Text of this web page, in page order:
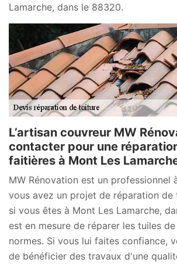
Lamarche, dans le 88320.
L’artisan couvreur MW
contacter pour une
faitières à Mont Les
MW Rénovation est un professionnel
vous avez un projet de réparation de
si vous êtes à Mont Les Lamarche,
est en mesure de réparer les tuiles
normes. Si vous lui faites confiance,
de bénéficier des travaux d'une